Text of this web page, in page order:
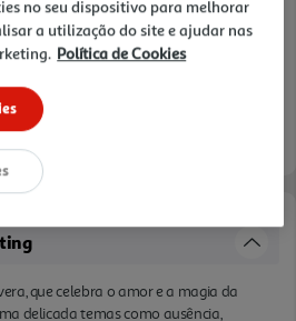
que celebra o amor e a magia da
delicada temas como ausência,
no seu dispositivo para melhorar
a utilização do site e ajudar nas
Política de Cookies